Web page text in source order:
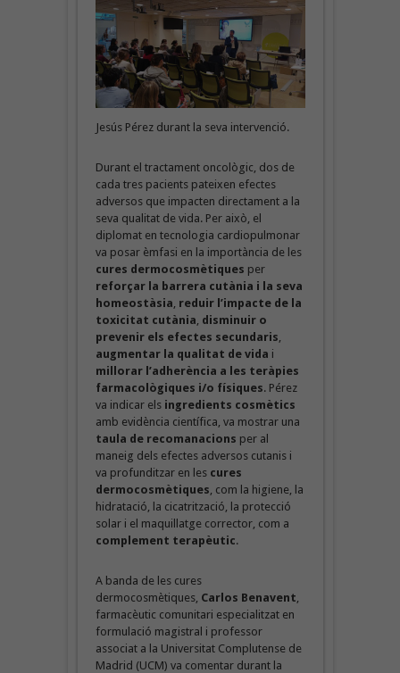
Jesús Pérez durant la seva intervenció.
Durant el tractament oncològic, dos de
cada tres pacients pateixen efectes
adversos que impacten directament a la
seva qualitat de vida. Per això, el
diplomat en tecnologia cardiopulmonar
va posar èmfasi en la importància de les
cures dermocosmètiques per
reforçar la barrera cutània i la seva
homeostàsia reduir l’impacte de la
toxicitat cutània disminuir o
prevenir els efectes secundaris
augmentar la qualitat de vida i
millorar l’adherència a les teràpies
farmacològiques i/o físiques. Pérez
va indicar els ingredients cosmètics
amb evidència científica, va mostrar una
taula de recomanacions per al
maneig dels efectes adversos cutanis i
va profunditzar en les cures
dermocosmètiques , com la higiene, la
hidratació, la cicatrització, la protecció
solar i el maquillatge corrector, com a
complement terapèutic.
A banda de les cures
dermocosmètiques, Carlos Benavent
farmacèutic comunitari especialitzat en
formulació magistral i professor
associat a la Universitat Complutense de
Madrid (UCM) va comentar durant la